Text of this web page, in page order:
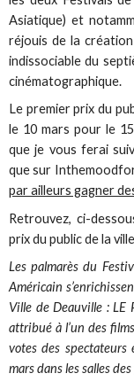
Asiatique) et
réjouis de la
indissociable du
cinématographique.
Le premier prix du
le 10 mars pour le
que je vous ferai
que sur
par ailleurs gagner
Retrouvez, ci-
prix du public de la
Les palmarès du
Américain
Ville de Deauville : LE
attribué à l’un des
votes des spectateurs
mars dans les salles